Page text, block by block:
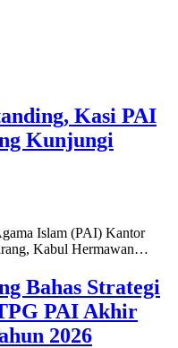
Kasi PAI
Kunjungi
Islam (PAI) Kantor
Kabul Hermawan…
Bahas Strategi
PAI Akhir
2026